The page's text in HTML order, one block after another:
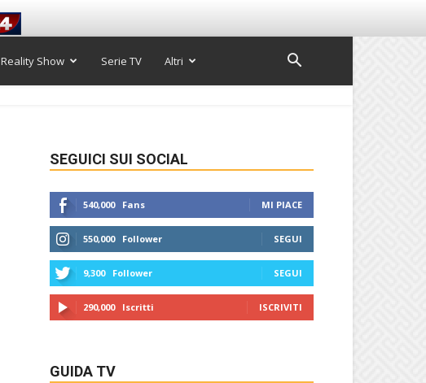
Reality Show Serie TV Altri
SEGUICI SUI SOCIAL
540,000 Fans MI PIACE
550,000 Follower SEGUI
9,300 Follower SEGUI
290,000 Iscritti ISCRIVITI
GUIDA TV